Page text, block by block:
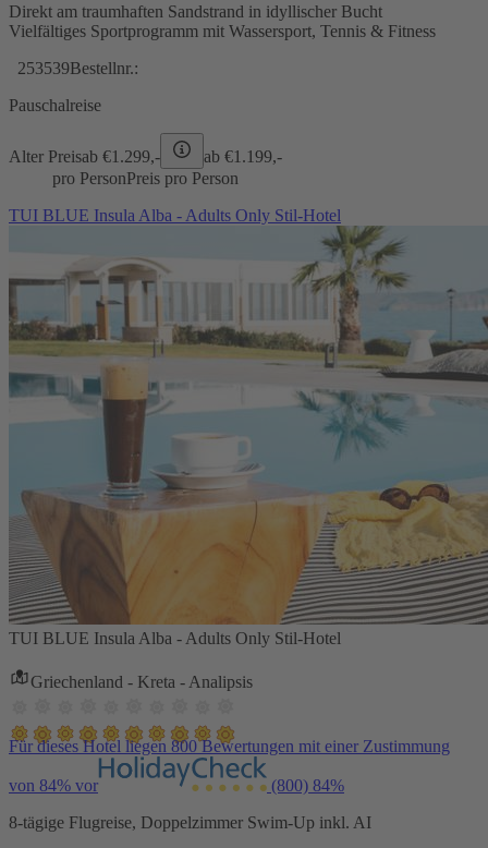
Direkt am traumhaften Sandstrand in idyllischer Bucht
Vielfältiges Sportprogramm mit Wassersport, Tennis & Fitness
253539Bestellnr.:
Pauschalreise
Alter Preisab €1.299,- ab €1.199,-
pro PersonPreis pro Person
TUI BLUE Insula Alba - Adults Only Stil-Hotel
TUI BLUE Insula Alba - Adults Only Stil-Hotel
Griechenland - Kreta - Analipsis
Für dieses Hotel liegen 800 Bewertungen mit einer Zustimmung
von 84% vor (800) 84%
8-tägige Flugreise, Doppelzimmer Swim-Up inkl. AI